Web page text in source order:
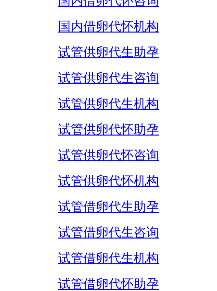
国内借卵代怀机构
试管供卵代生助孕
试管供卵代生咨询
试管供卵代生机构
试管供卵代怀助孕
试管供卵代怀咨询
试管供卵代怀机构
试管借卵代生助孕
试管借卵代生咨询
试管借卵代生机构
试管借卵代怀助孕